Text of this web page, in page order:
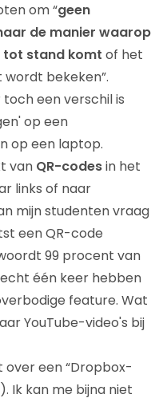
om “geen
de manier waarop
stand komt of het
bekeken”.
een verschil is
op een
op een laptop.
van QR-codesin het
links of naar
mijn studenten vraag
een QR-code
99 procent van
één keer hebben
feature. Wat
YouTube-video's bij
over een “Dropbox-
Ik kan me bijna niet